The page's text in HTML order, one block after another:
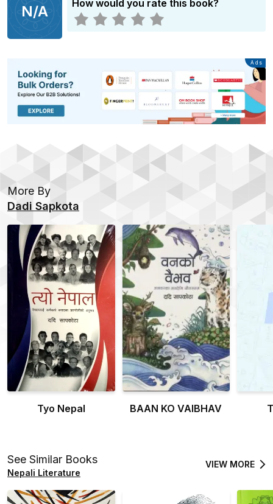
N/A How would you rate this book?
Advertisement
Ads
More By
Dadi Sapkota
Tyo Nepal BAAN KO VAIBHAV
See Similar Books
Nepali Literature
VIEW MORE